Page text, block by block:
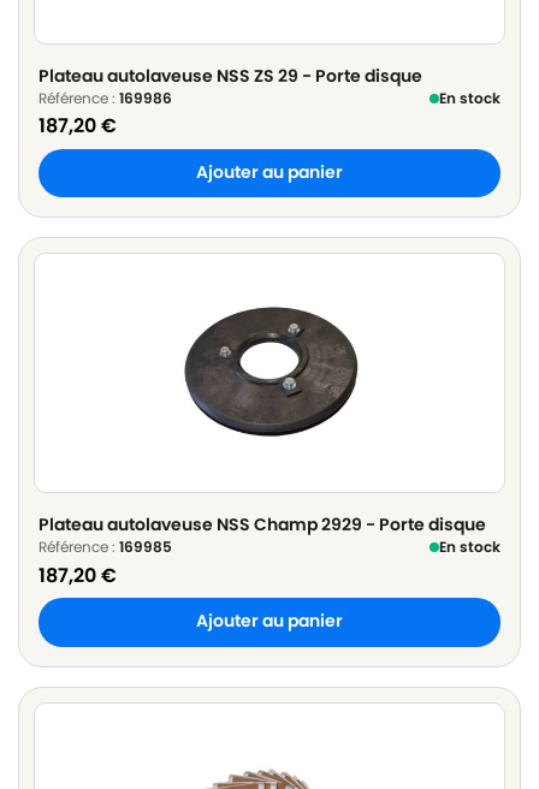
Plateau autolaveuse NSS ZS 29 - Porte disque
Référence : 169986 En stock
187,20€
Ajouter au panier
Plateau autolaveuse NSS Champ 2929 - Porte disque
Référence : 169985 En stock
187,20€
Ajouter au panier